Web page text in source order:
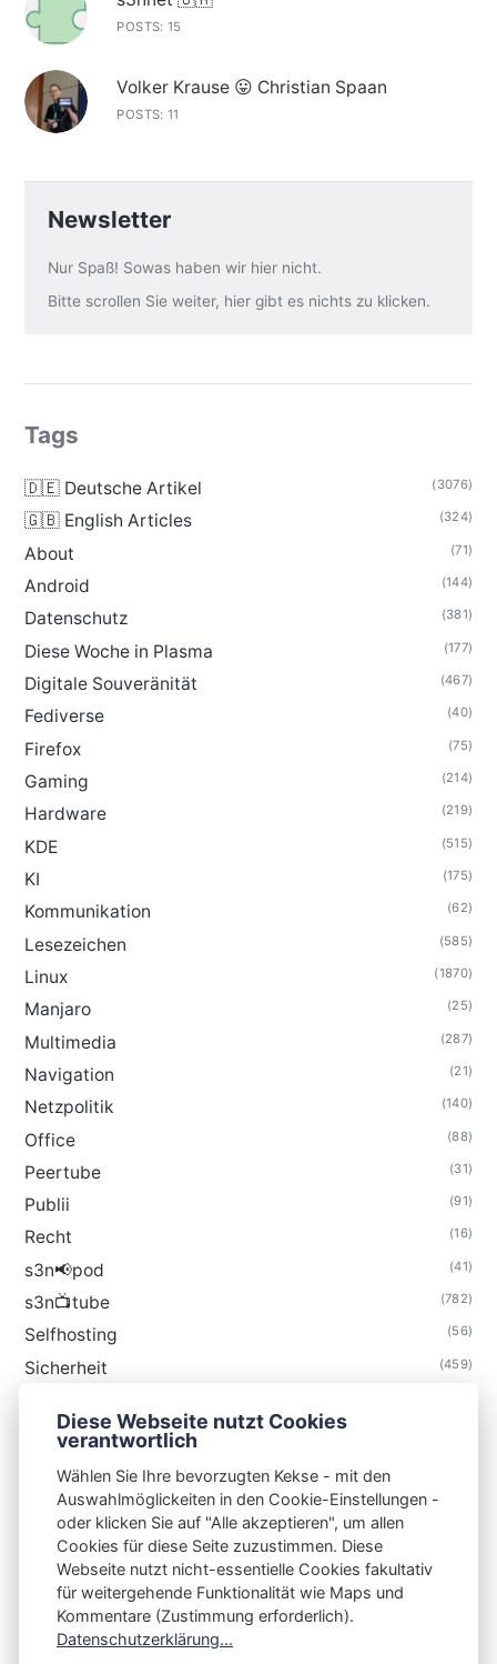
POSTS: 15
Volker Krause 😛 Christian Spaan
POSTS: 11
Newsletter
Nur Spaß! Sowas haben wir hier nicht.
Bitte scrollen Sie weiter, hier gibt es nichts zu klicken.
Tags
🇩🇪 Deutsche Artikel (3076)
🇬🇧 English Articles (324)
About (71)
Android (144)
Datenschutz (381)
Diese Woche in Plasma (177)
Digitale Souveränität (467)
Fediverse (40)
Firefox (75)
Gaming (214)
Hardware (219)
KDE (515)
KI (175)
Kommunikation (62)
Lesezeichen (585)
Linux (1870)
Manjaro (25)
Multimedia (287)
Navigation (21)
Netzpolitik (140)
Office (88)
Peertube (31)
Publii (91)
Recht (16)
s3n📢pod (41)
s3n📺tube (782)
Selfhosting (56)
Sicherheit (459)
Thunderbird
S3N🧩NET
Integrating Open-Source Blog Network (iOSBN)
Impressum
Kontakt
Diese Webseite nutzt Cookies
verantwortlich
Wählen Sie Ihre bevorzugten Kekse - mit den
Auswahlmöglickeiten in den Cookie-Einstellungen -
oder klicken Sie auf "Alle akzeptieren", um allen
Cookies für diese Seite zuzustimmen. Diese
Webseite nutzt nicht-essentielle Cookies fakultativ
für weitergehende Funktionalität wie Maps und
Kommentare (Zustimmung erforderlich).
Datenschutzerklärung...